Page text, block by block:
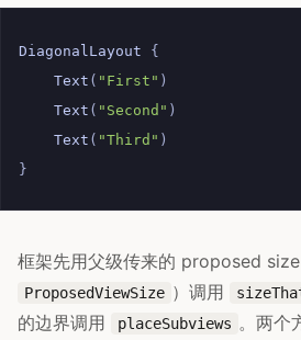
DiagonalLayout
{
Text ( "First" )
Text ( "Second" )
Text ( "Third" )
}
框架先用父级传来的 proposed
ProposedViewSize ）调用
的边界调用
placeSubviews 。两个